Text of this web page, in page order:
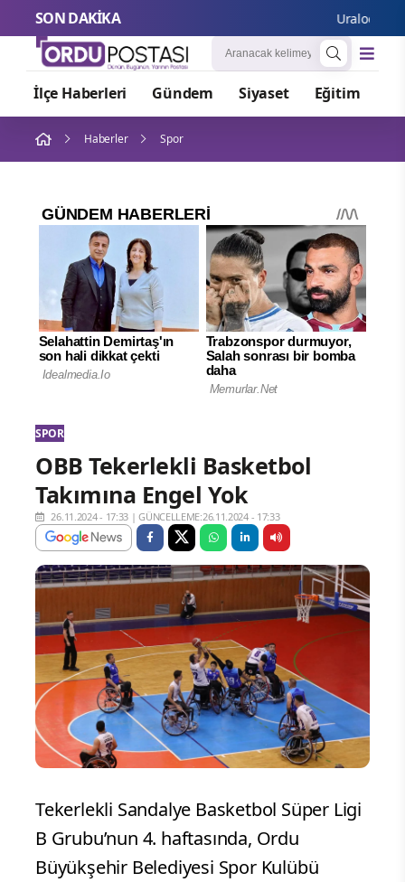
SON DAKİKA Uraloğlu:
İlçe Haberleri Gündem Siyaset Eğitim
Haberler Spor
SPOR
OBB Tekerlekli Basketbol
Takımına Engel Yok
26.11.2024 - 17:33 |GÜNCELLEME:26.11.2024 - 17:33
Tekerlekli Sandalye Basketbol Süper Ligi
B Grubu’nun 4. haftasında, Ordu
Büyükşehir Belediyesi Spor Kulübü